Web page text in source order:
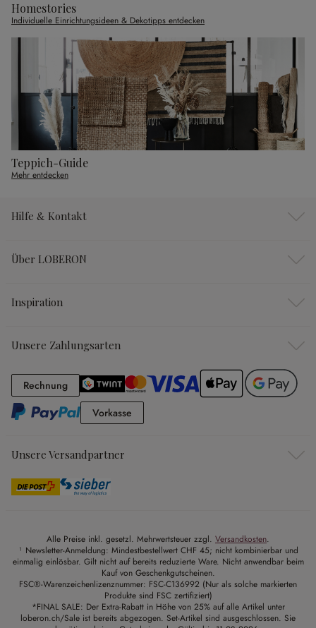
Homestories
Individuelle Einrichtungsideen & Dekotipps entdecken
Teppich-Guide
Mehr entdecken
Hilfe & Kontakt
Über LOBERON
Inspiration
Unsere Zahlungsarten
RechnungRechnung
Vorkasse
Unsere Versandpartner
Alle Preise inkl. gesetzl. Mehrwertsteuer zzgl. Versandkosten.
¹ Newsletter-Anmeldung: Mindestbestellwert CHF 45; nicht kombinierbar und
einmalig einlösbar. Gilt nicht auf bereits reduzierte Ware. Nicht anwendbar beim
Kauf von Geschenkgutscheinen.
FSC®-Warenzeichenlizenznummer: FSC-C136992 (Nur als solche markierten
Produkte sind FSC zertifiziert)
*FINAL SALE: Der Extra-Rabatt in Höhe von 25% auf alle Artikel unter
loberon.ch/Sale ist bereits abgezogen. Set-Artikel sind ausgeschlossen. Sie